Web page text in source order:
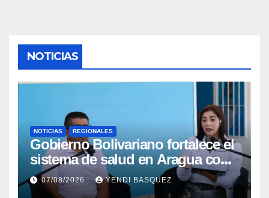
NOTICIAS
NOTICIAS REGIONALES
Gobierno Bolivariano fortalece el
sistema de salud en Aragua con
la reinauguración del CDI La
Mora
07/08/2026 YENDI BASQUEZ